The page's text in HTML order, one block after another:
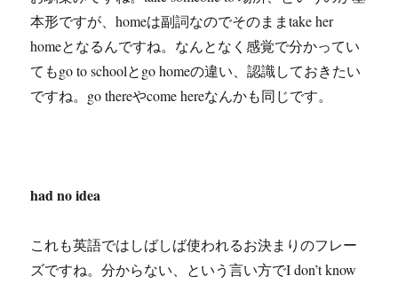
本形ですが、homeは副詞なのでそのままtake her
homeとなるんですね。なんとなく感覚で分かってい
てもgo to schoolとgo homeの違い、認識しておきたい
ですね。go thereやcome hereなんかも同じです。
had no idea
これも英語ではしばしば使われるお決まりのフレー
ズですね。分からない、という言い方でI don’t know